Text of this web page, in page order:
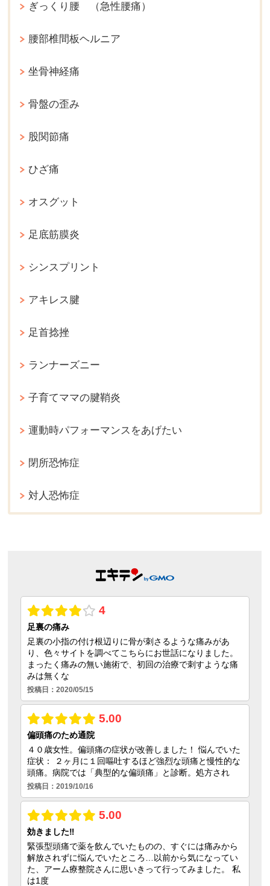
ぎっくり腰 （急性腰痛）
腰部椎間板ヘルニア
坐骨神経痛
骨盤の歪み
股関節痛
ひざ痛
オスグット
足底筋膜炎
シンスプリント
アキレス腱
足首捻挫
ランナーズニー
子育てママの腱鞘炎
運動時パフォーマンスをあげたい
閉所恐怖症
対人恐怖症